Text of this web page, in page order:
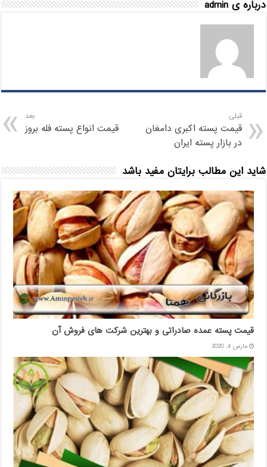
درباره ی admin
قبلی
قیمت پسته اکبری دامغان
در بازار پسته ایران
بعد
قیمت انواع پسته فله بروز
شاید این مطالب برایتان مفید باشد
قیمت پسته عمده صادراتی و بهترین شرکت های فروش آن
مارس 4, 2020